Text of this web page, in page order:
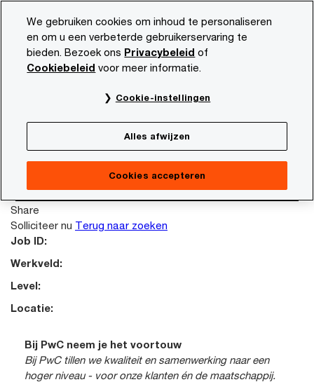
content
footer
PwC NL Carrière Vacature beschrijving
search again to look for other opportunities.
Terug naar zoeken
Failed reading job content.
Solliciteer nu
Share
Solliciteer nu Terug naar zoeken
Job ID:
Werkveld:
Level:
Locatie:
Bij PwC neem je het voortouw
Bij PwC tillen we kwaliteit en samenwerking naar een
hoger niveau - voor onze klanten én de maatschappij.
We gebruiken cookies om inhoud te personaliseren
en om u een verbeterde gebruikerservaring te
bieden. Bezoek ons Privacybeleid of
Cookiebeleid voor meer informatie.
Cookie-instellingen
Alles afwijzen
Cookies accepteren